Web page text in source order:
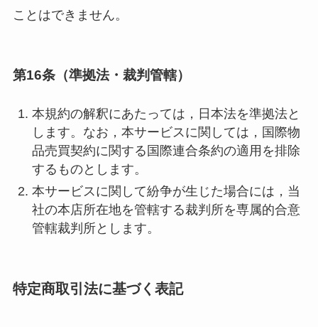
ことはできません。
第16条（準拠法・裁判管轄）
本規約の解釈にあたっては，日本法を準拠法と
します。なお，本サービスに関しては，国際物
品売買契約に関する国際連合条約の適用を排除
するものとします。
本サービスに関して紛争が生じた場合には，当
社の本店所在地を管轄する裁判所を専属的合意
管轄裁判所とします。
特定商取引法に基づく表記